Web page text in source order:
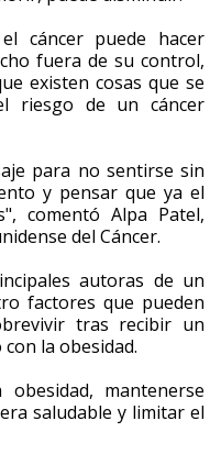
cáncer puede hacer
fuera de su control,
existen cosas que se
riesgo de un cáncer
para no sentirse sin
y pensar que ya el
comentó Alpa Patel,
del Cáncer.
autoras de un
factores que pueden
tras recibir un
la obesidad.
mantenerse
saludable y limitar el